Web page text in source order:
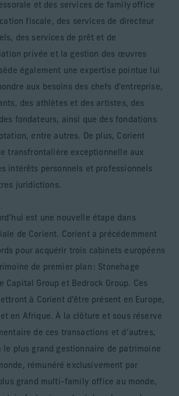
et des services de family office
fiscale, des services de directeur
des services de prêt et de
privée et la gestion des œuvres
également une expertise pointue lui
aux besoins des chefs d'entreprise,
des athlètes et des artistes, des
fondateurs, ainsi que des fondations
entre autres. De plus, Corient
transfrontalière exceptionnelle aux
intérêts personnels et professionnels
juridictions.
est une nouvelle étape dans
de Corient. Corient a précédemment
pour acquérir trois cabinets européens
de premier plan : Stonehage
Capital Group et Bedrock Group. Ces
à Corient d'être présent en Europe,
en Afrique. À la clôture et sous réserve
de ces transactions et d’autres,
le plus grand gestionnaire de patrimoine
rémunéré exclusivement par
grand multi-family office au monde,